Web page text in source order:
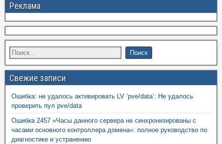
Реклама
Свежие записи
Ошибка: не удалось активировать LV ‘pve/data’: Не удалось
проверить пул pve/data
Ошибка 2457 «Часы данного сервера не синхронизированы с
часами основного контроллера домена»: полное руководство по
диагностике и устранению